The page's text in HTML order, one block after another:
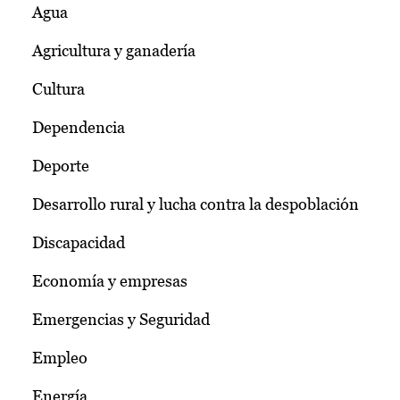
Agua
Agricultura y ganadería
Cultura
Dependencia
Deporte
Desarrollo rural y lucha contra la despoblación
Discapacidad
Economía y empresas
Emergencias y Seguridad
Empleo
Energía